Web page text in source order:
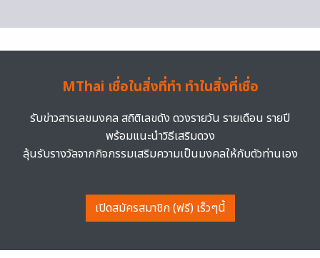
MThai เชื่อในสิ่งที่ทำ ทำในสิ่งที่เชื่อ
รับข่าวสารเลขมงคล สถิติเลขดัง ดวงรายวัน รายเดือน รายปี
พร้อมแนะนำวิธีเสริมดวง
ลุ้นรับรางวัลจากกิจกรรมเสริมความเป็นมงคลให้กับตัวท่านเอง
เปิดสมัครสมาชิก (ฟรี) เร็วๆนี้